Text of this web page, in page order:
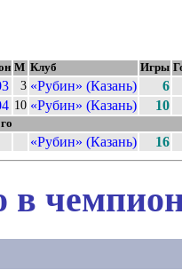
М Клуб Игры
3 «Рубин» (Казань)
6
10 «Рубин» (Казань) 10
«Рубин» (Казань) 16
в